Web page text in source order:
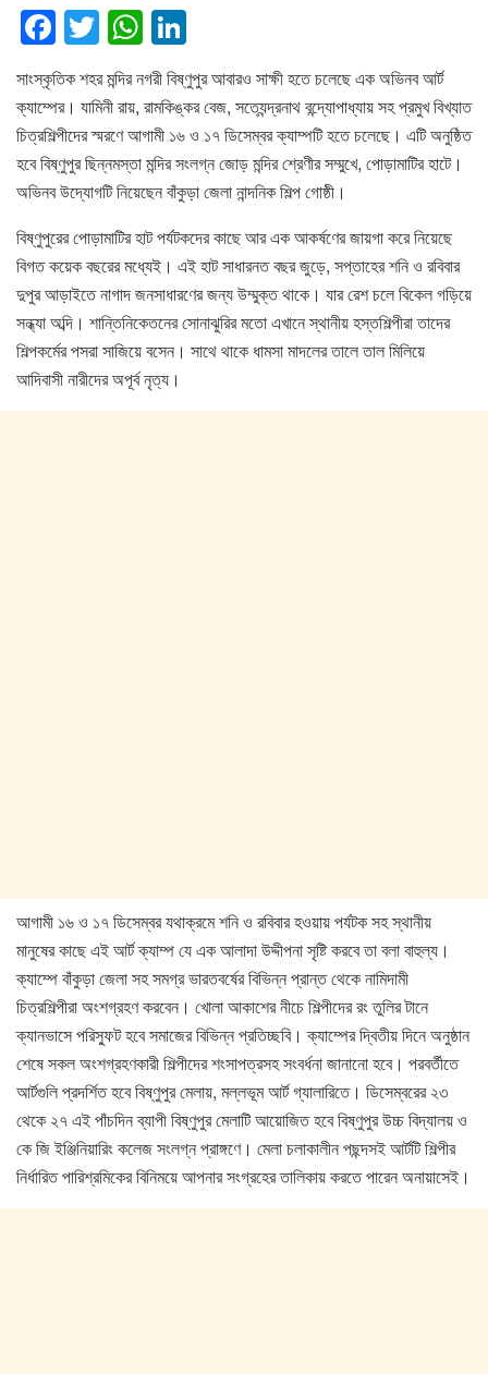
F
a
c
e
b
o
o
k
T
wi
tt
er
W
h
at
s
A
p
p
n
k
e
dI
n
সাংস্কৃতিক শহর মন্দির নগরী বিষ্ণুপুর আবারও সাক্ষী হতে চলেছে এক অভিনব আর্ট
ক্যাম্পের। যামিনী রায়, রামকিঙ্কর বেজ, সত্যেন্দ্রনাথ বন্দ্যোপাধ্যায় সহ প্রমুখ বিখ্যাত
চিত্রশিল্পীদের স্মরণে আগামী ১৬ ও ১৭ ডিসেম্বর ক্যাম্পটি হতে চলেছে। এটি অনুষ্ঠিত
হবে বিষ্ণুপুর ছিন্নমস্তা মন্দির সংলগ্ন জোড় মন্দির শ্রেণীর সম্মুখে, পোড়ামাটির হাটে।
অভিনব উদ্যোগটি নিয়েছেন বাঁকুড়া জেলা নান্দনিক শিল্প গোষ্ঠী।
বিষ্ণুপুরের পোড়ামাটির হাট পর্যটকদের কাছে আর এক আকর্ষণের জায়গা করে নিয়েছে
বিগত কয়েক বছরের মধ্যেই। এই হাট সাধারনত বছর জুড়ে, সপ্তাহের শনি ও রবিবার
দুপুর আড়াইতে নাগাদ জনসাধারণের জন্য উম্মুক্ত থাকে। যার রেশ চলে বিকেল গড়িয়ে
সন্ধ্যা অব্দি। শান্তিনিকেতনের সোনাঝুরির মতো এখানে স্থানীয় হস্তশিল্পীরা তাদের
শিল্পকর্মের পসরা সাজিয়ে বসেন। সাথে থাকে ধামসা মাদলের তালে তাল মিলিয়ে
আদিবাসী নারীদের অপূর্ব নৃত্য।
আগামী ১৬ ও ১৭ ডিসেম্বর যথাক্রমে শনি ও রবিবার হওয়ায় পর্যটক সহ স্থানীয়
মানুষের কাছে এই আর্ট ক্যাম্প যে এক আলাদা উদ্দীপনা সৃষ্টি করবে তা বলা বাহুল্য।
ক্যাম্পে বাঁকুড়া জেলা সহ সমগ্র ভারতবর্ষের বিভিন্ন প্রান্ত থেকে নামিদামী
চিত্রশিল্পীরা অংশগ্রহণ করবেন। খোলা আকাশের নীচে শিল্পীদের রং তুলির টানে
ক্যানভাসে পরিস্ফুট হবে সমাজের বিভিন্ন প্রতিচ্ছবি। ক্যাম্পের দ্বিতীয় দিনে অনুষ্ঠান
শেষে সকল অংশগ্রহণকারী শিল্পীদের শংসাপত্রসহ সংবর্ধনা জানানো হবে। পরবর্তীতে
আর্টগুলি প্রদর্শিত হবে বিষ্ণুপুর মেলায়, মল্লভূম আর্ট গ্যালারিতে। ডিসেম্বরের ২৩
থেকে ২৭ এই পাঁচদিন ব্যাপী বিষ্ণুপুর মেলাটি আয়োজিত হবে বিষ্ণুপুর উচ্চ বিদ্যালয় ও
কে জি ইঞ্জিনিয়ারিং কলেজ সংলগ্ন প্রাঙ্গণে। মেলা চলাকালীন পছন্দসই আর্টটি শিল্পীর
নির্ধারিত পারিশ্রমিকের বিনিময়ে আপনার সংগ্রহের তালিকায় করতে পারেন অনায়াসেই।